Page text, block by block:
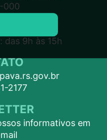
000
das 9h às 15h
2177
informativos em